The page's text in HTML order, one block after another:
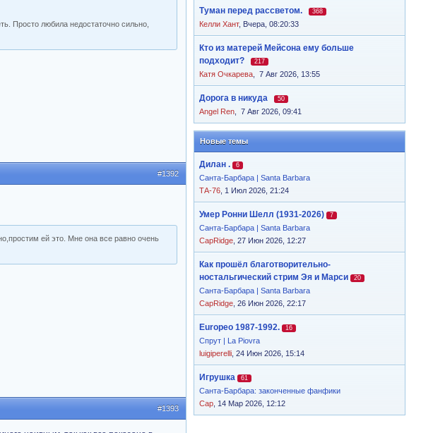
Туман перед рассветом. 368
Келли Хант, Вчера, 08:20:33
Кто из матерей Мейсона ему больше
подходит?
217
Катя Очкарева 7 Авг 2026, 13:55
Дорога в никуда 50
Angel Ren 7 Авг 2026, 09:41
Новые темы
Дилан . 6
Санта-Барбара | Santa Barbara
ТА-76 , 1 Июл 2026, 21:24
Умер Ронни Шелл (1931-2026) 7
Санта-Барбара | Santa Barbara
CapRidge , 27 Июн 2026, 12:27
Как прошёл благотворительно-
ностальгический стрим Эя и Марси
20
Санта-Барбара | Santa Barbara
CapRidge , 26 Июн 2026, 22:17
Europeo 1987-1992. 16
Спрут | La Piovra
luigiperelli , 24 Июн 2026, 15:14
Игрушка 61
Санта-Барбара: законченные фанфики
Cap , 14 Мар 2026, 12:12
Просто любила недостаточно сильно,
#1392
ей это. Мне она все равно очень
#1393